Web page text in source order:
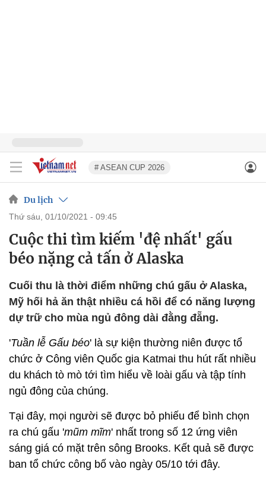
# ASEAN CUP 2026
Du lịch
thứ sáu, 01/10/2021 - 09:45
Cuộc thi tìm kiếm 'đệ nhất' gấu
béo nặng cả tấn ở Alaska
Cuối thu là thời điểm những chú gấu ở Alaska,
Mỹ hối hả ăn thật nhiều cá hồi để có năng lượng
dự trữ cho mùa ngủ đông dài đằng đẵng.
'Tuần lễ Gấu béo' là sự kiện thường niên được tổ
chức ở Công viên Quốc gia Katmai thu hút rất nhiều
du khách tò mò tới tìm hiểu về loài gấu và tập tính
ngủ đông của chúng.
Tại đây, mọi người sẽ được bỏ phiếu để bình chọn
ra chú gấu 'mũm mĩm' nhất trong số 12 ứng viên
sáng giá có mặt trên sông Brooks. Kết quả sẽ được
ban tổ chức công bố vào ngày 05/10 tới đây.